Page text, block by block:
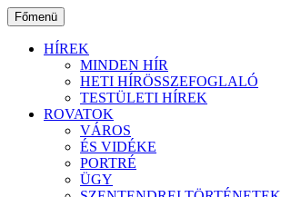
Ugrás
a
tartalomhoz
Főmenü
HÍREK
MINDEN HÍR
HETI HÍRÖSSZEFOGLALÓ
TESTÜLETI HÍREK
ROVATOK
VÁROS
ÉS VIDÉKE
PORTRÉ
ÜGY